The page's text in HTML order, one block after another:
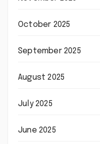
October 2025
September 2025
August 2025
July 2025
June 2025